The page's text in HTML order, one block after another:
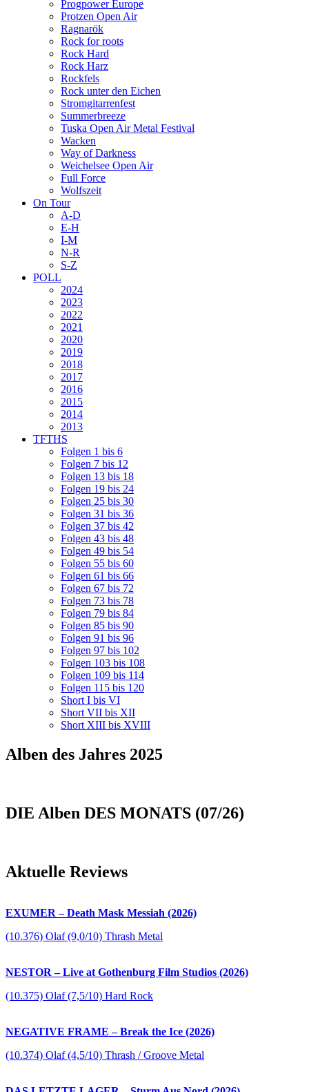
Progpower Europe
Protzen Open Air
Ragnarök
Rock for roots
Rock Hard
Rock Harz
Rockfels
Rock unter den Eichen
Stromgitarrenfest
Summerbreeze
Tuska Open Air Metal Festival
Wacken
Way of Darkness
Weichelsee Open Air
Full Force
Wolfszeit
On Tour
A-D
E-H
I-M
N-R
S-Z
POLL
2024
2023
2022
2021
2020
2019
2018
2017
2016
2015
2014
2013
TFTHS
Folgen 1 bis 6
Folgen 7 bis 12
Folgen 13 bis 18
Folgen 19 bis 24
Folgen 25 bis 30
Folgen 31 bis 36
Folgen 37 bis 42
Folgen 43 bis 48
Folgen 49 bis 54
Folgen 55 bis 60
Folgen 61 bis 66
Folgen 67 bis 72
Folgen 73 bis 78
Folgen 79 bis 84
Folgen 85 bis 90
Folgen 91 bis 96
Folgen 97 bis 102
Folgen 103 bis 108
Folgen 109 bis 114
Folgen 115 bis 120
Short I bis VI
Short VII bis XII
Short XIII bis XVIII
Alben des Jahres 2025
DIE Alben DES MONATS (07/26)
Aktuelle Reviews
EXUMER – Death Mask Messiah (2026)
(10.376) Olaf (9,0/10) Thrash Metal
NESTOR – Live at Gothenburg Film Studios (2026)
(10.375) Olaf (7,5/10) Hard Rock
NEGATIVE FRAME – Break the Ice (2026)
(10.374) Olaf (4,5/10) Thrash / Groove Metal